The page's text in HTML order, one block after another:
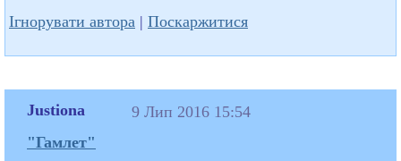
Ігнорувати автора | Поскаржитися
Justiona
"Гамлет"
9 Лип 2016 15:54